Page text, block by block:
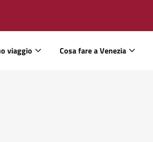
viaggio Cosa fare a Venezia